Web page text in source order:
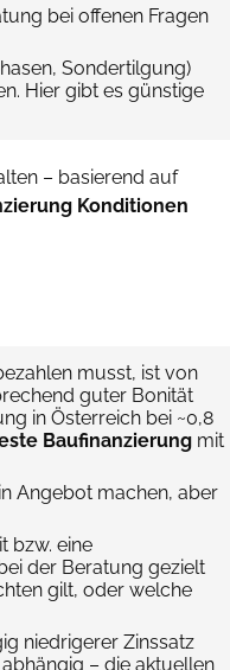
bei offenen Fragen
Sondertilgung)
Hier gibt es günstige
– basierend auf
Konditionen
musst, ist von
guter Bonität
in Österreich bei ~0,8
Baufinanzierung mit
Angebot machen, aber
bzw. eine
der Beratung gezielt
gilt, oder welche
niedrigerer Zinssatz
– die aktuellen